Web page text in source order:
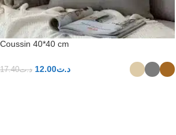
Coussin 40*40 cm
د.ت17.40 د.ت12.00